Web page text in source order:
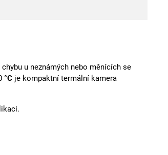
u neznámých nebo měnících se
°Cje kompaktní termální kamera